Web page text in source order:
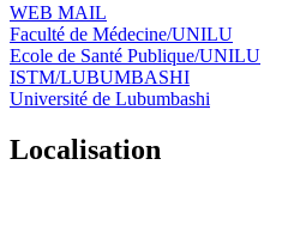
WEB MAIL
Faculté de Médecine/UNILU
Ecole de Santé Publique/UNILU
ISTM/LUBUMBASHI
Université de Lubumbashi
Localisation